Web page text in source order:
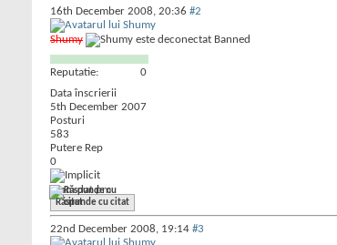
16th December 2008, 20:36 #2
Shumy Banned
Reputatie:
0
Data înscrierii
5th December 2007
Posturi
583
Putere Rep
0
ti-am dat pm
Răspunde cu citat
22nd December 2008, 19:14 #3